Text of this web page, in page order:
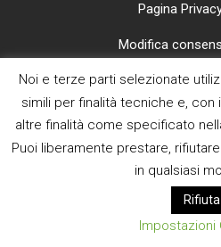
Pagina
Modifica
CI TROVI
E MAIL
Noi e terze parti selezionate
simili per finalità tecniche e,
altre finalità come specificato
Puoi liberamente prestare,
in qualsiasi
Rifiuta
Impostazioni